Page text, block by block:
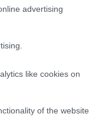
advertising
like cookies on
of the website
για
η